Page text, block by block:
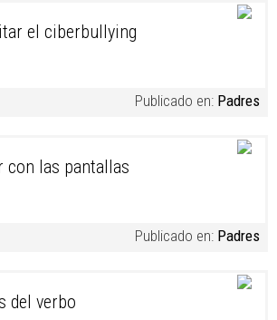
el ciberbullying
Publicado en: Padres
con las pantallas
Publicado en: Padres
del verbo